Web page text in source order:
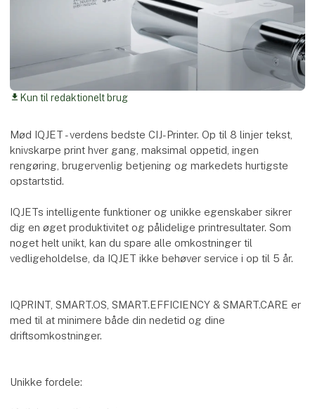
download Kun til redaktionelt brug
Mød IQJET - verdens bedste CIJ-Printer. Op til 8 linjer tekst,
knivskarpe print hver gang, maksimal oppetid, ingen
rengøring, brugervenlig betjening og markedets hurtigste
opstartstid.
IQJETs intelligente funktioner og unikke egenskaber sikrer
dig en øget produktivitet og pålidelige printresultater. Som
noget helt unikt, kan du spare alle omkostninger til
vedligeholdelse, da IQJET ikke behøver service i op til 5 år.
IQPRINT, SMART.OS, SMART.EFFICIENCY & SMART.CARE er
med til at minimere både din nedetid og dine
driftsomkostninger.
Unikke fordele: